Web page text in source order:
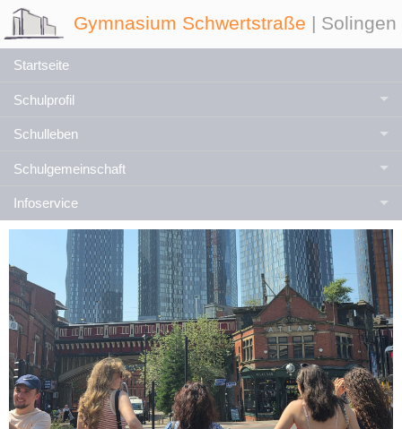
Gymnasium Schwertstraße | Solingen
Startseite
Schulprofil
Schulleben
Schulgemeinschaft
Infoservice